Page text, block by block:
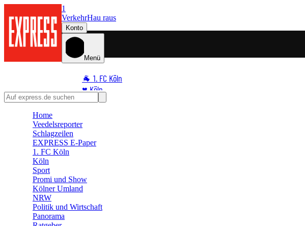
1
VerkehrHau raus
Konto
Menü
🐐 1. FC Köln
♥️ Köln
⭐ Promi
🛒 Shoppingwelt
🧩 Spiele
Home
Veedelsreporter
Schlagzeilen
EXPRESS E-Paper
1. FC Köln
Köln
Sport
Promi und Show
Kölner Umland
NRW
Politik und Wirtschaft
Panorama